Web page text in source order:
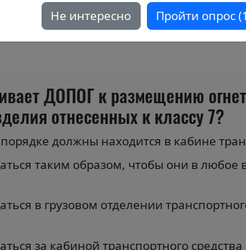
материалов
ДОПОГ к размещению
отнесенных к классу 7?
должны находится в кабине
таким образом, чтобы они в любое
в грузовом отделении
за кабиной транспортного средства
Не интересно Пройти опрос